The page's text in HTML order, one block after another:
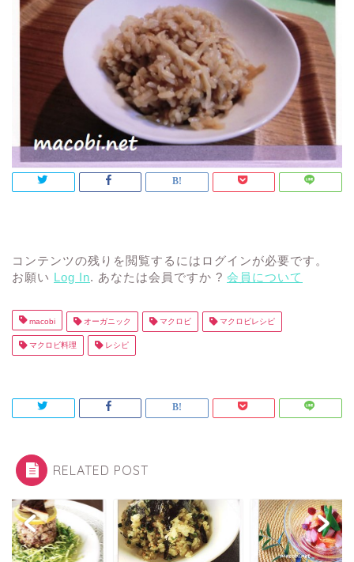
コンテンツの残りを閲覧するにはログインが必要です。
お願い Log In. あなたは会員ですか ? 会員について
macobi オーガニック マクロビ マクロビレシピ
マクロビ料理 レシピ
RELATED POST